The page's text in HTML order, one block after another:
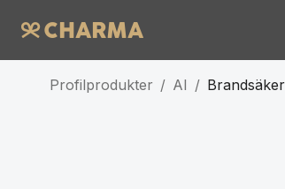
Profilprodukter / AI /